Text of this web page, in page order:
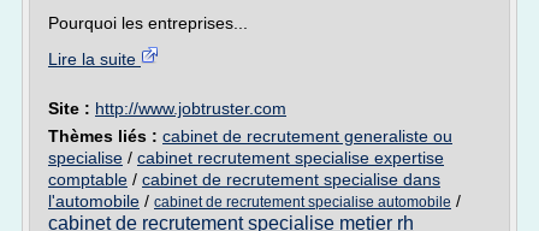
Pourquoi les entreprises...
Lire la suite
Site : http://www.jobtruster.com
Thèmes liés : cabinet de recrutement generaliste ou
specialise / cabinet recrutement specialise expertise
comptable / cabinet de recrutement specialise dans
l'automobile / cabinet de recrutement specialise automobile /
cabinet de recrutement specialise metier rh